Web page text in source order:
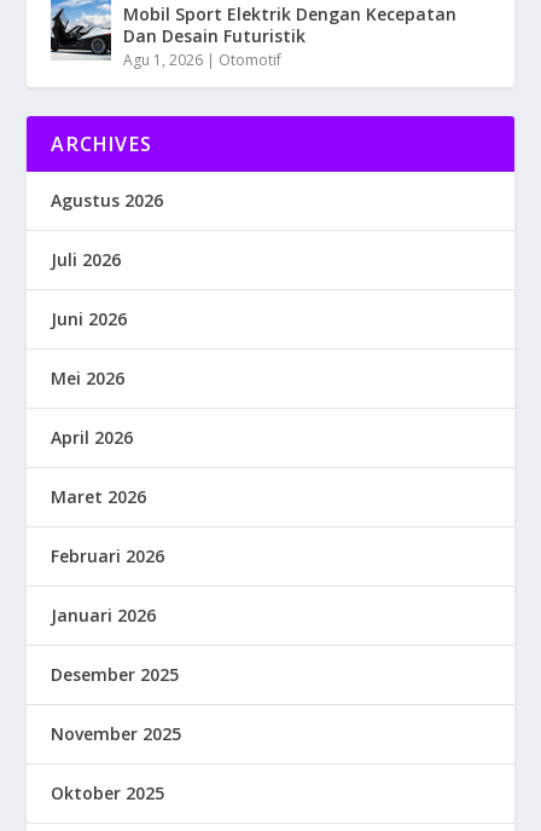
Mobil Sport Elektrik Dengan Kecepatan
Dan Desain Futuristik
Agu 1, 2026 | Otomotif
ARCHIVES
Agustus 2026
Juli 2026
Juni 2026
Mei 2026
April 2026
Maret 2026
Februari 2026
Januari 2026
Desember 2025
November 2025
Oktober 2025